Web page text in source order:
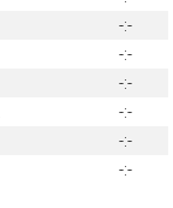
-:-
-:-
-:-
-:-
-:-
-:-